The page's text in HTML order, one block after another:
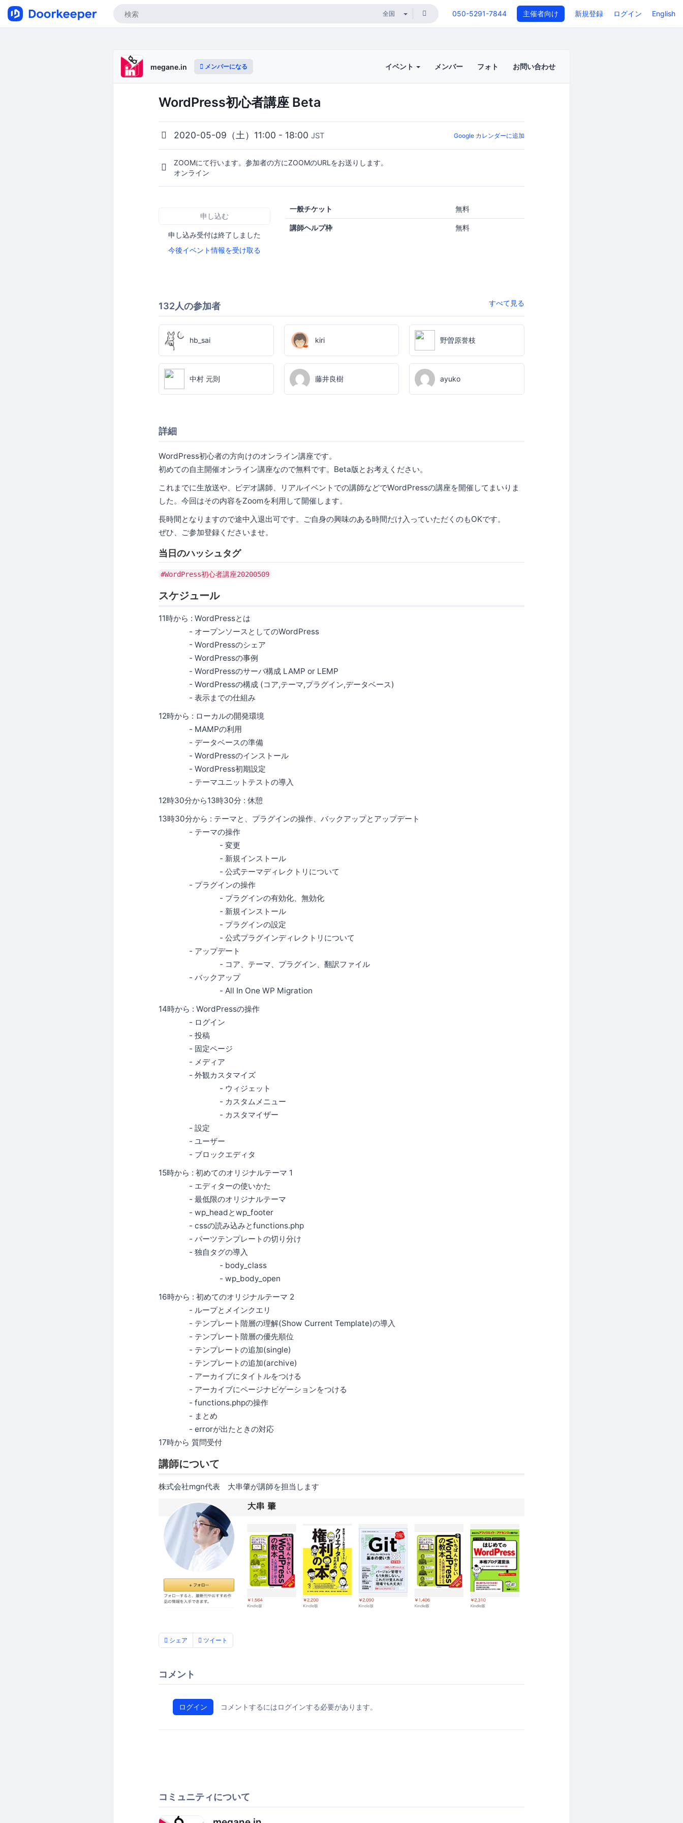
050-5291-7844 主催者向け 新規登録 ログイン English
megane.in メンバーになる イベント メンバー フォト お問い合わせ
WordPress初心者講座 Beta
2020-05-09（土）11:00 - 18:00 JST Google カレンダーに追加
ZOOMにて行います。参加者の方にZOOMのURLをお送りします。
オンライン
申し込む
申し込み受付は終了しました
今後イベント情報を受け取る
一般チケット 無料
講師ヘルプ枠 無料
132人の参加者 すべて見る
hb_sai kiri 野曽原誉枝
中村 元則 藤井良樹 ayuko
詳細
WordPress初心者の方向けのオンライン講座です。
初めての自主開催オンライン講座なので無料です。Beta版とお考えください。
これまでに生放送や、ビデオ講師、リアルイベントでの講師などでWordPressの講座を開催してまいりま
した。今回はその内容をZoomを利用して開催します。
長時間となりますので途中入退出可です。ご自身の興味のある時間だけ入っていただくのもOKです。
ぜひ、ご参加登録くださいませ。
当日のハッシュタグ
#WordPress初心者講座20200509
スケジュール
11時から : WordPressとは
- オープンソースとしてのWordPress
- WordPressのシェア
- WordPressの事例
- WordPressのサーバ構成 LAMP or LEMP
- WordPressの構成 (コア,テーマ,プラグイン,データベース)
- 表示までの仕組み
12時から : ローカルの開発環境
- MAMPの利用
- データベースの準備
- WordPressのインストール
- WordPress初期設定
- テーマユニットテストの導入
12時30分から13時30分 : 休憩
13時30分から : テーマと、プラグインの操作、バックアップとアップデート
- テーマの操作
- 変更
- 新規インストール
- 公式テーマディレクトリについて
- プラグインの操作
- プラグインの有効化、無効化
- 新規インストール
- プラグインの設定
- 公式プラグインディレクトリについて
- アップデート
- コア、テーマ、プラグイン、翻訳ファイル
- バックアップ
- All In One WP Migration
14時から : WordPressの操作
- ログイン
- 投稿
- 固定ページ
- メディア
- 外観カスタマイズ
- ウィジェット
- カスタムメニュー
- カスタマイザー
- 設定
- ユーザー
- ブロックエディタ
15時から : 初めてのオリジナルテーマ 1
- エディターの使いかた
- 最低限のオリジナルテーマ
- wp_headとwp_footer
- cssの読み込みとfunctions.php
- パーツテンプレートの切り分け
- 独自タグの導入
- body_class
- wp_body_open
16時から : 初めてのオリジナルテーマ 2
- ループとメインクエリ
- テンプレート階層の理解(Show Current Template)の導入
- テンプレート階層の優先順位
- テンプレートの追加(single)
- テンプレートの追加(archive)
- アーカイブにタイトルをつける
- アーカイブにページナビゲーションをつける
- functions.phpの操作
- まとめ
- errorが出たときの対応
17時から 質問受付
講師について
株式会社mgn代表 大串肇が講師を担当します
シェア ツイート
コメント
ログイン コメントするにはログインする必要があります。
コミュニティについて